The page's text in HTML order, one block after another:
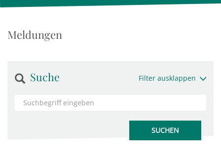
Meldungen
Suche Filter ausklappen